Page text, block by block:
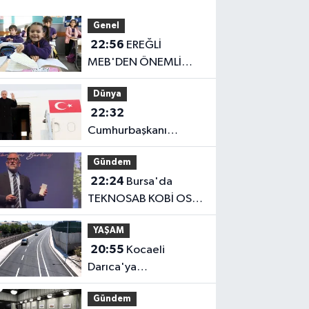
Genel
22:56
MEB'DEN ÖNEMLİ
AÇIKLAMA
Dünya
22:32
Cumhurbaşkanı
Erdoğan, Suudi
Arabistan yolcusu
Gündem
22:24
TEKNOSAB KOBİ OSB
tanıtıldı... Bursa'nın
kalkınma
yolculuğunda yeni
dönem
YAŞAM
20:55
Darıca'ya
Büyükşehir'den
modern ulaşım yatırımı
Gündem